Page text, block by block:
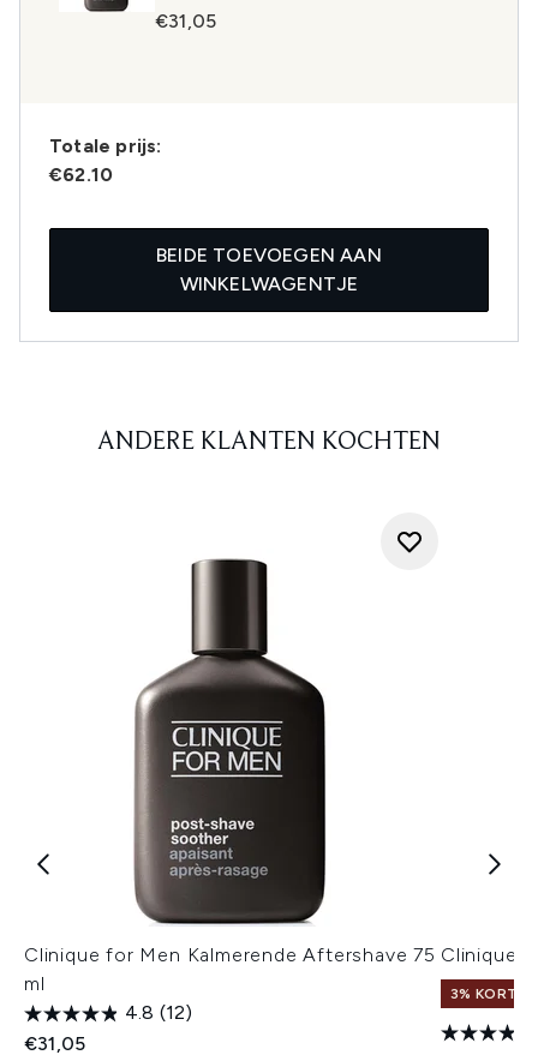
€31,05
Totale prijs:
€62.10
BEIDE TOEVOEGEN AAN
WINKELWAGENTJE
ANDERE KLANTEN KOCHTEN
Clinique for Men Kalmerende Aftershave 75
ml
4.8 (12)
€31,05
Clinique
3%